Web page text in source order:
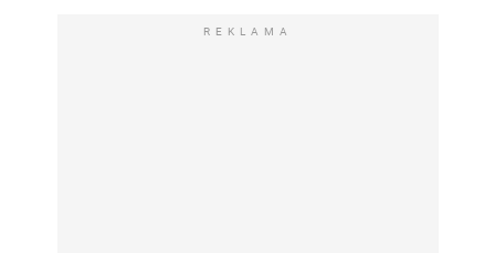
REKLAMA